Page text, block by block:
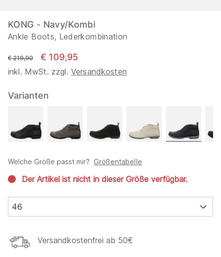
KONG - Navy/Kombi
Ankle Boots, Lederkombination
statt
€ 219,90 € 109,95
inkl. MwSt. zzgl. Versandkosten
Varianten
Welche Größe passt mir? Größentabelle
Der Artikel ist nicht in dieser Größe verfügbar.
46
Versandkostenfrei ab 50€